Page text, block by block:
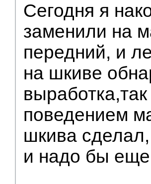
Сегодня я
заменили на
передний, и
на шкиве
поведением
шкива
и надо бы еще